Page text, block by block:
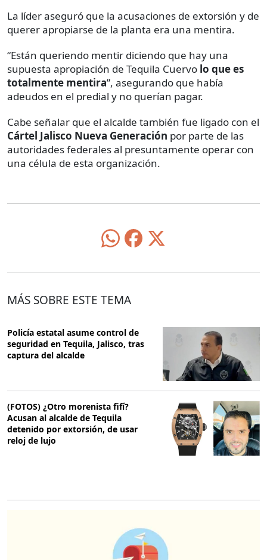
La líder aseguró que la acusaciones de extorsión y de
querer apropiarse de la planta era una mentira.
“Están queriendo mentir diciendo que hay una
supuesta apropiación de Tequila Cuervo lo que es
totalmente mentira”, asegurando que había
adeudos en el predial y no querían pagar.
Cabe señalar que el alcalde también fue ligado con el
Cártel Jalisco Nueva Generación por parte de las
autoridades federales al presuntamente operar con
una célula de esta organización.
MÁS SOBRE ESTE TEMA
Policía estatal asume control de
seguridad en Tequila, Jalisco, tras
captura del alcalde
(FOTOS) ¿Otro morenista fifí?
Acusan al alcalde de Tequila
detenido por extorsión, de usar
reloj de lujo